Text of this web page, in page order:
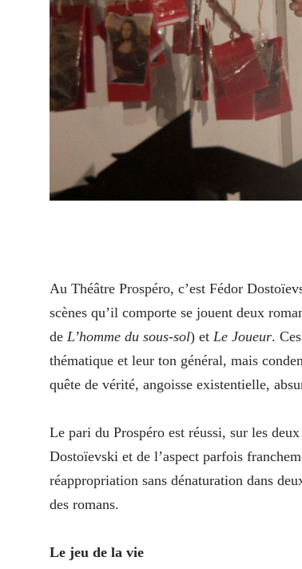
Au Théâtre Prospéro, c’est Fédor
scènes qu’il comporte se jouent deux
de L’homme du sous-sol) et Le Joueur.
thématique et leur ton général, mais
quête de vérité, angoisse existentielle,
Le pari du Prospéro est réussi, sur les
Dostoïevski et de l’aspect parfois
réappropriation sans dénaturation dans
des romans.
Le jeu de la vie